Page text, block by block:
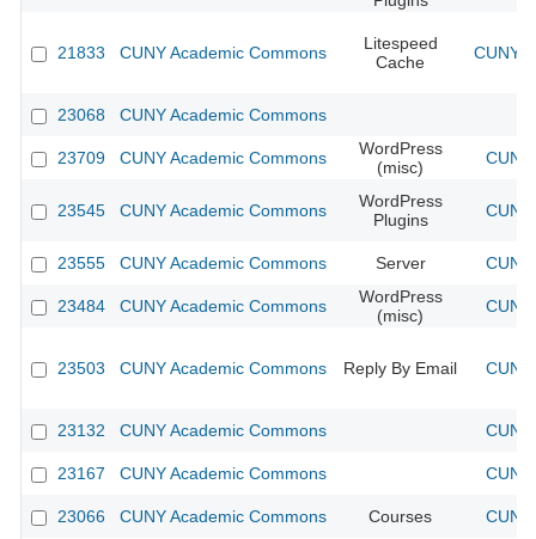
21833 CUNY Academic Commons
Litespeed
Cache
CUNY
23068 CUNY Academic Commons
23709 CUNY Academic Commons
WordPress
(misc)
23545 CUNY Academic Commons
WordPress
Plugins
23555 CUNY Academic Commons Server
23484 CUNY Academic Commons
WordPress
(misc)
23503 CUNY Academic Commons Reply By Email
23132 CUNY Academic Commons
23167 CUNY Academic Commons
23066 CUNY Academic Commons Courses